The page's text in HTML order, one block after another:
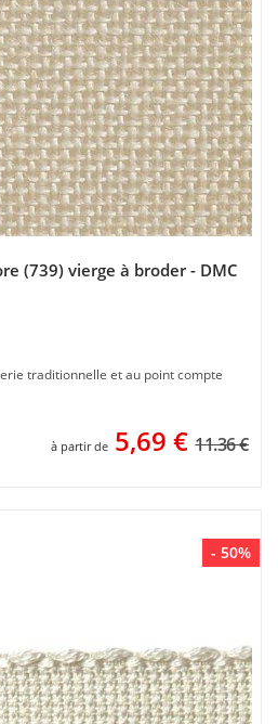
(739) vierge à broder - DMC
traditionnelle et au point compte
à partir de 5,69 € 11.36 €
- 50%